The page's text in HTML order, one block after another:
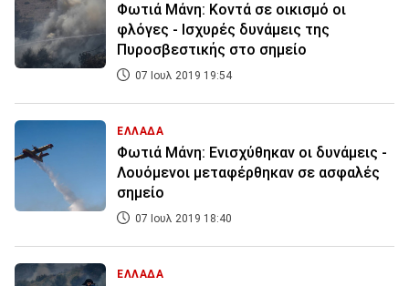
Φωτιά Μάνη: Κοντά σε οικισμό οι
φλόγες - Ισχυρές δυνάμεις της
Πυροσβεστικής στο σημείο
07 Ιουλ 2019 19:54
ΕΛΛΑΔΑ
Φωτιά Μάνη: Ενισχύθηκαν οι δυνάμεις -
Λουόμενοι μεταφέρθηκαν σε ασφαλές
σημείο
07 Ιουλ 2019 18:40
ΕΛΛΑΔΑ